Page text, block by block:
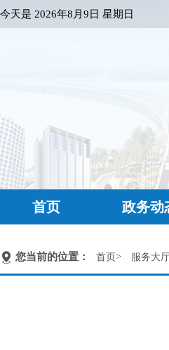
今天是 2026年8月9日 星期日
首页 政务动
您当前的位置： 首页> 服务大